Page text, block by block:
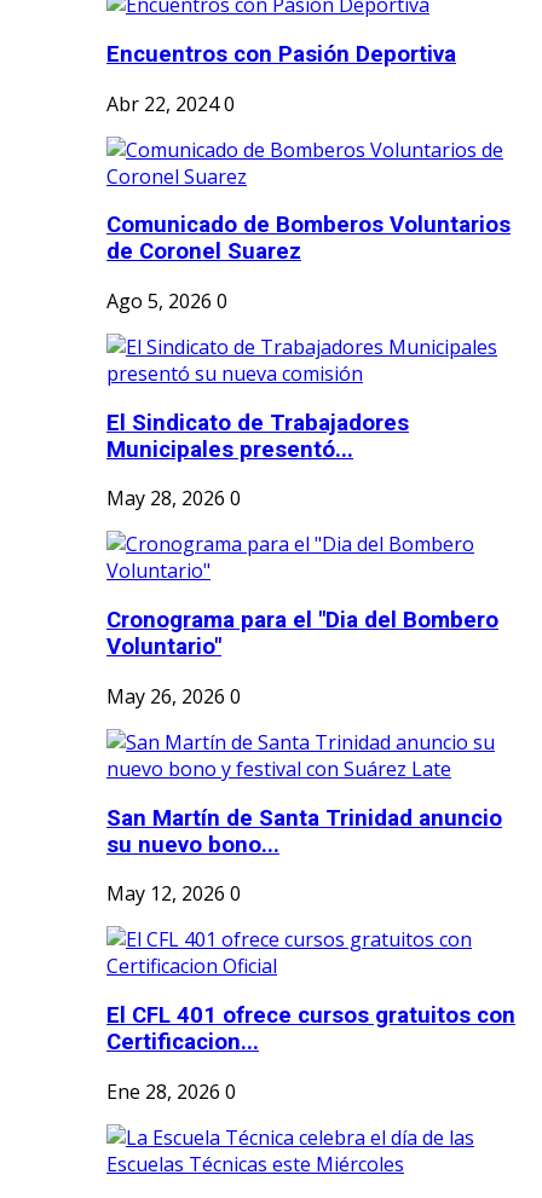
Encuentros con Pasión Deportiva
Abr 22, 20240
Comunicado de Bomberos Voluntarios
de Coronel Suarez
Ago 5, 2026 0
El Sindicato de Trabajadores
Municipales presentó...
May 28, 2026 0
Cronograma para el "Dia del Bombero
Voluntario"
May 26, 2026 0
San Martín de Santa Trinidad anuncio
su nuevo bono...
May 12, 2026 0
El CFL 401 ofrece cursos gratuitos con
Certificacion...
Ene 28, 2026 0